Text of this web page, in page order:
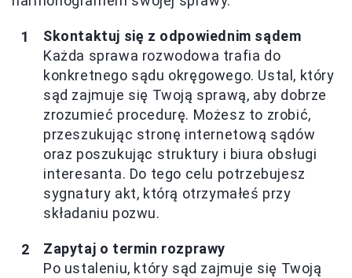
Skontaktuj się z odpowiednim sądem
Każda sprawa rozwodowa trafia do
konkretnego sądu okręgowego. Ustal, który
sąd zajmuje się Twoją sprawą, aby dobrze
zrozumieć procedurę. Możesz to zrobić,
przeszukując stronę internetową sądów
oraz poszukując struktury i biura obsługi
interesanta. Do tego celu potrzebujesz
sygnatury akt, którą otrzymałeś przy
składaniu pozwu.
Zapytaj o termin rozprawy
Po ustaleniu, który sąd zajmuje się Twoją